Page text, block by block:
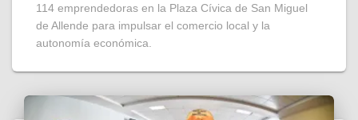
114 emprendedoras en la Plaza Cívica de San Miguel
de Allende para impulsar el comercio local y la
autonomía económica.